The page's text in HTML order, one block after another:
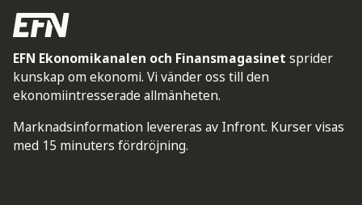
EFN Ekonomikanalen och Finansmagasinet sprider
kunskap om ekonomi. Vi vänder oss till den
ekonomiintresserade allmänheten.
Marknadsinformation levereras av Infront. Kurser visas
med 15 minuters fördröjning.